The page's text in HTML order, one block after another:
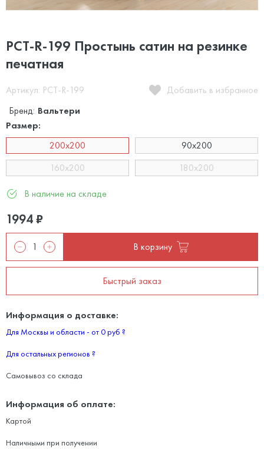
PCT-R-199 Простынь сатин на резинке
печатная
Артикул: PCT-R-199
Добавить в избранное
Бренд: Вальтери
Размер:
200х200
90x200
160x200
180x200
В наличие на складе
1994₽
В корзину
Быстрый заказ
Информация о доставке:
Для Москвы и области - от 0 руб ?
Для остальных регионов ?
Самовывоз со склада
Информация об оплате:
Картой
Наличными при получении